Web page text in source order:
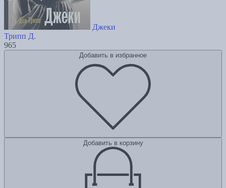
Джеки
Трипп Д.
965
Добавить в избранное
Добавить в корзину